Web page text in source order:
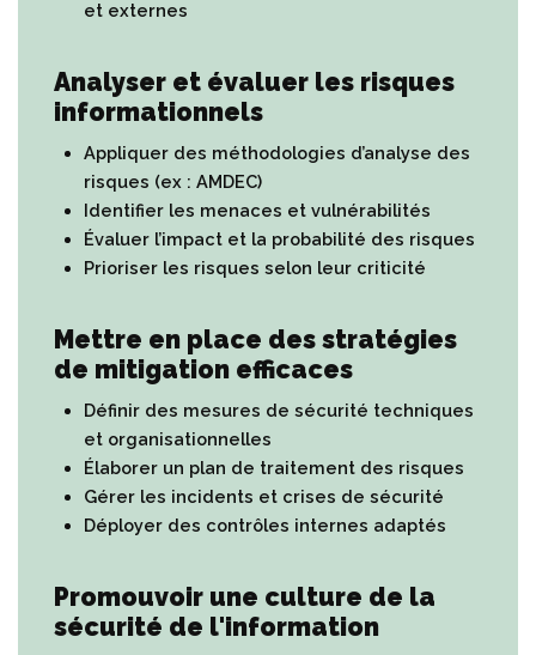
et externes
Analyser et évaluer les risques
informationnels
Appliquer des méthodologies d’analyse des
risques (ex : AMDEC)
Identifier les menaces et vulnérabilités
Évaluer l’impact et la probabilité des risques
Prioriser les risques selon leur criticité
Mettre en place des stratégies
de mitigation efficaces
Définir des mesures de sécurité techniques
et organisationnelles
Élaborer un plan de traitement des risques
Gérer les incidents et crises de sécurité
Déployer des contrôles internes adaptés
Promouvoir une culture de la
sécurité de l'information